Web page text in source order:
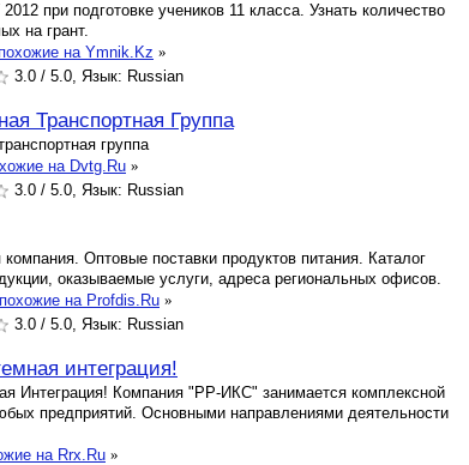
при подготовке учеников 11 класса. Узнать количество
на грант.
на Ymnik.Kz »
3.0 / 5.0, Язык: Russian
Транспортная Группа
группа
на Dvtg.Ru »
3.0 / 5.0, Язык: Russian
Оптовые поставки продуктов питания. Каталог
оказываемые услуги, адреса региональных офисов.
на Profdis.Ru »
3.0 / 5.0, Язык: Russian
интеграция!
Интеграция! Компания "РР-ИКС" занимается комплексной
предприятий. Основными направлениями деятельности
на Rrx.Ru »